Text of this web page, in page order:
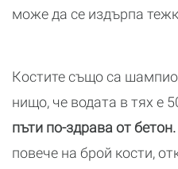
може да се издърпа
Костите също са
нищо, че водата в тях е
пъти по-здрава от бетон.
повече на брой кости,